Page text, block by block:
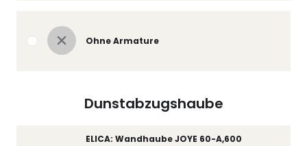
Ohne Armature
Dunstabzugshaube
ELICA: Wandhaube JOYE 60-A,600